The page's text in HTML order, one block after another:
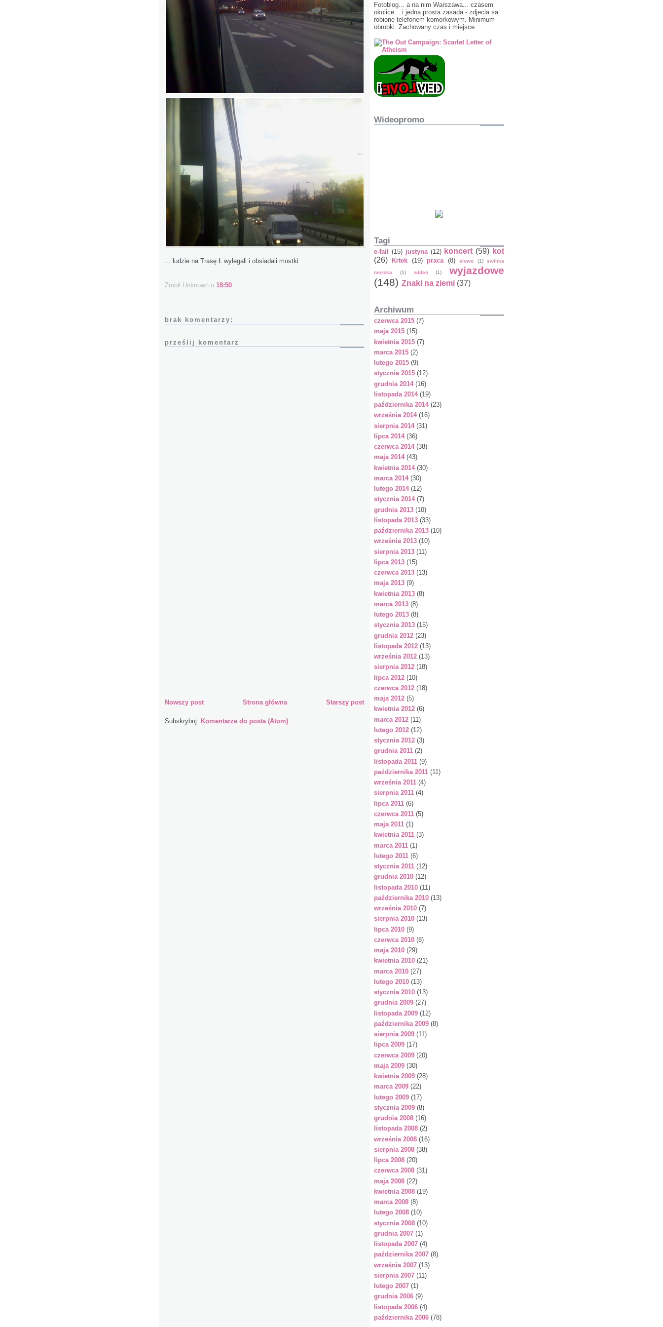
... ludzie na Trasę Ł wylegali i obsiadali mostki
Zrobił Unknown o 18:50
brak komentarzy:
prześlij komentarz
Nowszy post Starszy post
Strona główna
Subskrybuj: Komentarze do posta (Atom)
Fotoblog... a na nim Warszawa... czasem
okolice... i jedna prosta zasada - zdjecia sa
robione telefonem komorkowym. Minimum
obrobki. Zachowany czas i miejsce.
Wideopromo
Tagi
e-fail (15) justyna (12) koncert (59) kot
(26)
Krtek (19) praca (8) slowo (1) swinka
morska (1) wideo (1)
wyjazdowe
(148) Znaki na ziemi (37)
Archiwum
czerwca 2015 (7)
maja 2015 (15)
kwietnia 2015 (7)
marca 2015 (2)
lutego 2015 (9)
stycznia 2015 (12)
grudnia 2014(16)
listopada 2014(19)
października 2014(23)
września 2014(16)
sierpnia 2014(31)
lipca 2014(36)
czerwca 2014(38)
maja 2014(43)
kwietnia 2014(30)
marca 2014(30)
lutego 2014(12)
stycznia 2014(7)
grudnia 2013 (10)
listopada 2013 (33)
października 2013 (10)
września 2013 (10)
sierpnia 2013 (11)
lipca 2013 (15)
czerwca 2013 (13)
maja 2013 (9)
kwietnia 2013 (8)
marca 2013 (8)
lutego 2013 (8)
stycznia 2013 (15)
grudnia 2012 (23)
listopada 2012 (13)
września 2012 (13)
sierpnia 2012 (18)
lipca 2012 (10)
czerwca 2012 (18)
maja 2012 (5)
kwietnia 2012 (6)
marca 2012 (11)
lutego 2012 (12)
stycznia 2012 (3)
grudnia 2011 (2)
listopada 2011 (9)
października 2011 (11)
września 2011 (4)
sierpnia 2011 (4)
lipca 2011 (6)
czerwca 2011 (5)
maja 2011 (1)
kwietnia 2011 (3)
marca 2011 (1)
lutego 2011 (6)
stycznia 2011 (12)
grudnia 2010 (12)
listopada 2010 (11)
października 2010 (13)
września 2010 (7)
sierpnia 2010 (13)
lipca 2010 (9)
czerwca 2010 (8)
maja 2010 (29)
kwietnia 2010 (21)
marca 2010 (27)
lutego 2010 (13)
stycznia 2010 (13)
grudnia 2009 (27)
listopada 2009 (12)
października 2009 (8)
sierpnia 2009 (11)
lipca 2009 (17)
czerwca 2009 (20)
maja 2009 (30)
kwietnia 2009 (28)
marca 2009 (22)
lutego 2009 (17)
stycznia 2009 (8)
grudnia 2008 (16)
listopada 2008 (2)
września 2008 (16)
sierpnia 2008 (38)
lipca 2008 (20)
czerwca 2008 (31)
maja 2008 (22)
kwietnia 2008 (19)
marca 2008 (8)
lutego 2008 (10)
stycznia 2008 (10)
grudnia 2007 (1)
listopada 2007 (4)
października 2007 (8)
września 2007 (13)
sierpnia 2007 (11)
lutego 2007 (1)
grudnia 2006 (9)
listopada 2006 (4)
października 2006 (78)